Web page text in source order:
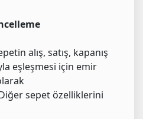
alış, satış, kapanış
eşleşmesi için emir
sepet özelliklerini